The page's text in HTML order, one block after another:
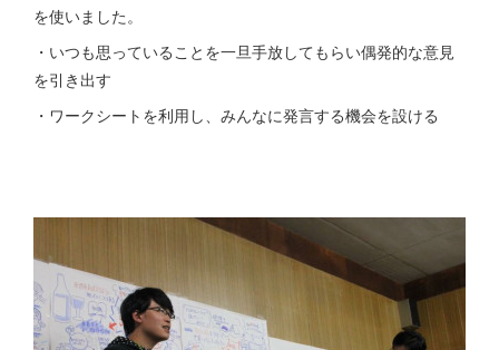
を使いました。
・いつも思っていることを一旦手放してもらい偶発的な意見
を引き出す
・ワークシートを利用し、みんなに発言する機会を設ける